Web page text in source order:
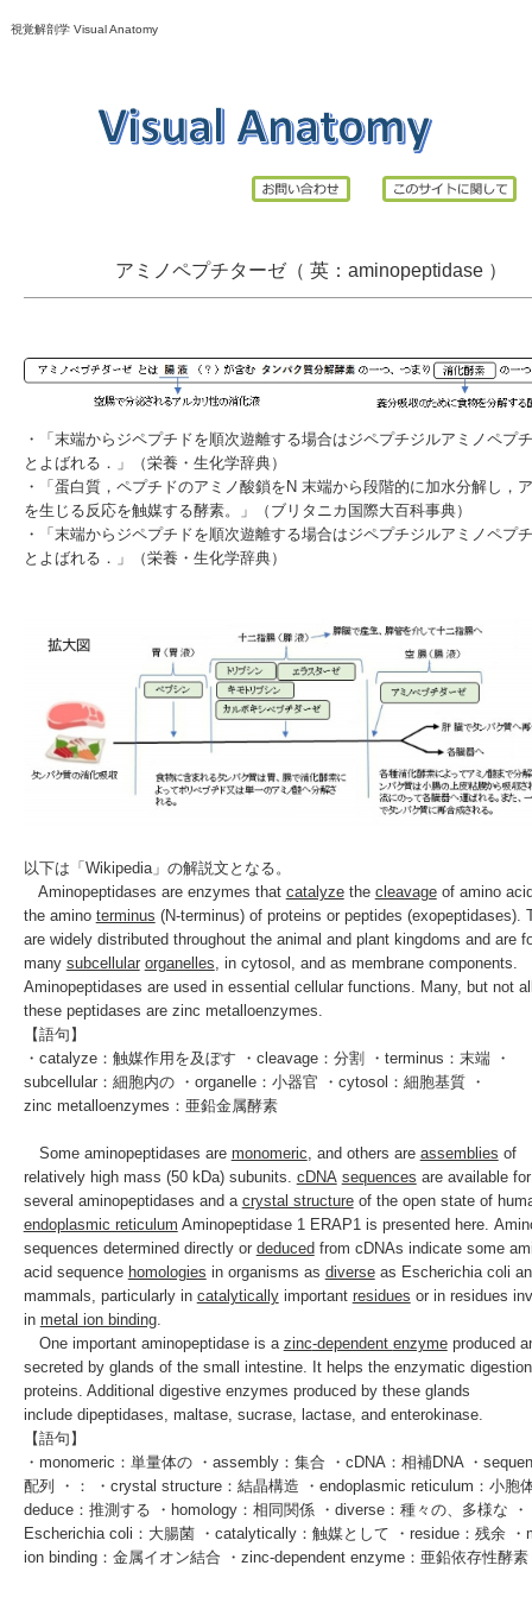
視覚解剖学 Visual Anatomy
アミノペプチターゼ（ 英：aminopeptidase ）
・「 末端から ジペプチドを順次遊離する場合はジペプチジルアミノペプ
とよばれる．」（栄養・生化学辞典）
・「蛋白質，ペプチドのアミノ酸鎖をN 末端から段階的に 加水分解し，
を生じる 反応を触媒する酵素。」（ ブリタニカ国際大百科事典）
・「 末端から ジペプチドを順次遊離する場合はジペプチジルアミノペプ
とよばれる．」（栄養・生化学辞典）
以下は「Wikipedia」の解説文となる。
Aminopeptidases are enzymes that catalyzethe cleavageof amino
the amino terminus (N-terminus) of proteins or peptides (exopeptidases).
are widely distributed throughout the animal and plant kingdoms and are
many subcellular organelles, in cytosol , and as membranecomponents.
Aminopeptidases are used in essential cellular functions. Many, but not
these peptidases are zinc metalloenzymes.
【語句】
・catalyze：触媒作用を及ぼす ・cleavage：分割 ・terminus：末端 ・
subcellular：細胞内の ・organelle：小器官 ・cytosol：細胞基質 ・
zinc metalloenzymes ：亜鉛金属酵素
Some aminopeptidases are monomeric, and others are assemblies of
relatively high mass (50 kDa) subunits. cDNA sequences are available for
several aminopeptidases and a crystal structureof the open state of
endoplasmic reticulum Aminopeptidase 1 ERAP1is presented here.
sequences determined directly or deduced from cDNAs indicate some
acid sequence homologies in organisms as diverseas Escherichia coli
mammals, particularly in catalyticallyimportant residues or in residues
in metal ion binding.
One important aminopeptidase is a zinc-dependent enzymeproduced
secreted by glands of the small intestine. It helps the enzymatic
proteins. Additional digestive enzymes produced by these glands
include dipeptidases, maltase, sucrase, lactase, and enterokinase.
【語句】
・monomeric：単量体の ・assembly：集合 ・cDNA：相補DNA ・
配列 ・： ・ crystal structure：結晶構造 ・endoplasmic reticulum：小胞
deduce：推測する ・homology：相同関係 ・diverse：種々の、多様な ・
Escherichia coli ：大腸菌 ・catalytically：触媒として ・residue：残余 ・
ion binding：金属イオン結合 ・ zinc-dependent enzyme：亜鉛依存性酵素